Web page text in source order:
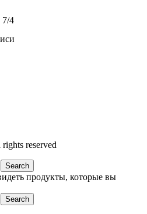
4
reserved
Search
продукты, которые вы
Search